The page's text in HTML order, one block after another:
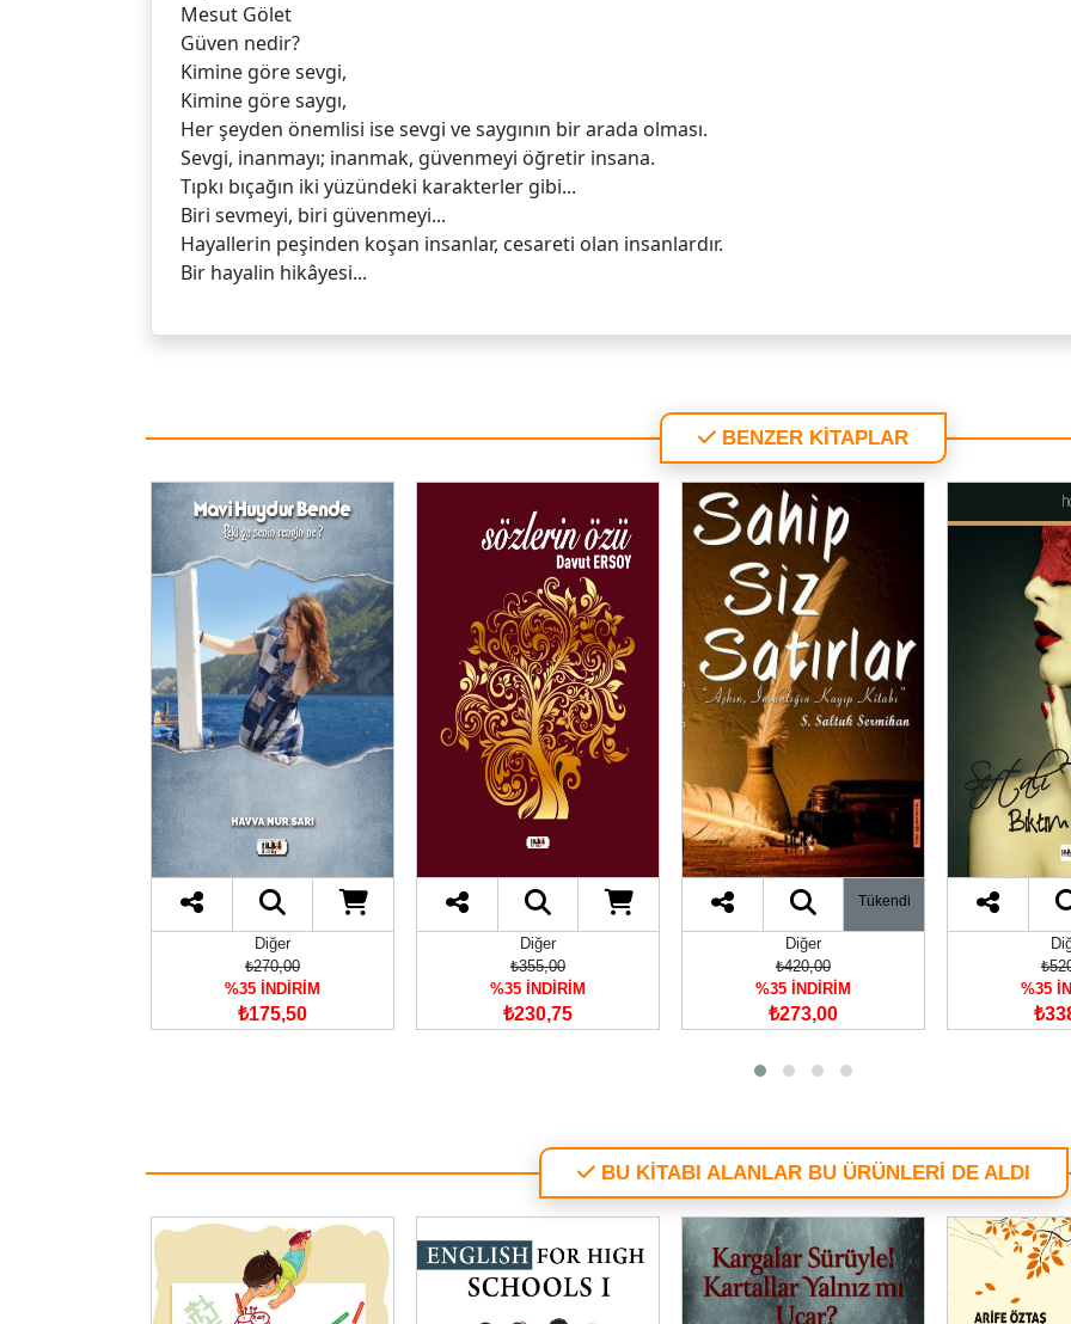
Mesut Gölet
Güven nedir?
Kimine göre sevgi,
Kimine göre saygı,
Her şeyden önemlisi ise sevgi ve saygının bir arada olması.
Sevgi, inanmayı; inanmak, güvenmeyi öğretir insana.
Tıpkı bıçağın iki yüzündeki karakterler gibi...
Biri sevmeyi, biri güvenmeyi...
Hayallerin peşinden koşan insanlar, cesareti olan insanlardır.
Bir hayalin hikâyesi...
BENZER KİTAPLAR
Diğer
₺355,00
%35 İNDİRİM
₺230,75
Tükendi
Diğer
₺420,00
%35 İNDİRİM
₺273,00
Diğer
₺520,00
%35 İNDİRİM
₺338,00
%35
BU KİTABI ALANLAR BU ÜRÜNLERİ DE ALDI